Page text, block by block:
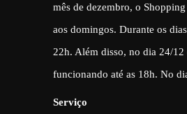
mês de dezembro, o
aos domingos. Durante os
22h. Além disso, no dia 24/
funcionando até as 18h. No
Serviço